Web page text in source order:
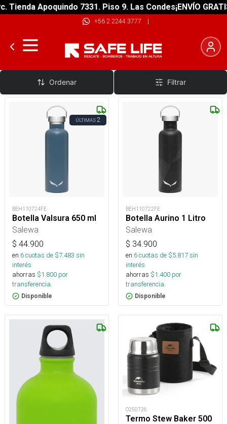
Apoquindo 7331. Piso 9. Las Condes¡ENVÍO GRATIS!
+56 2 2244 3777 |
Botellas de Metal
Ordenar Filtrar
ÚLTIMAS2
BEH110724FE
Botella Valsura 650 ml
Salewa
$ 44.900
en 6cuotas de $7.483 sin
interés
ahorras $1.800 por
transferencia.
Disponible
BEH110722FE
Botella Aurino 1 Litro
Salewa
$ 34.900
en 6cuotas de $5.817sin
interés
ahorras $1.400 por
transferencia.
Disponible
O250726
Termo Stew Baker 500